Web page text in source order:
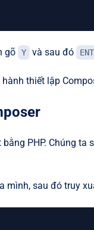
gõ Y và sau đó
thiết lập
PHP. Chúng ta
mình, sau đó truy